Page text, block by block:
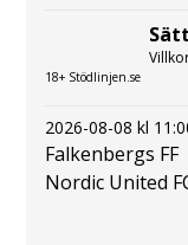
18+ Stödlinjen.se
2026-08-08 kl
Falkenbergs FF
Nordic United